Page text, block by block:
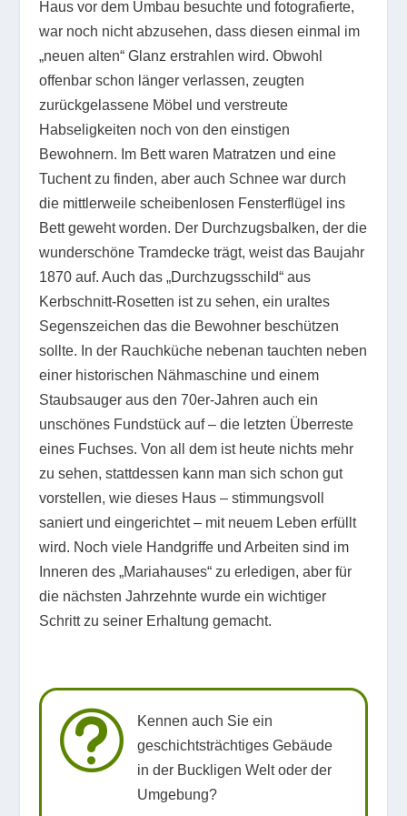
Haus vor dem Umbau besuchte und fotografierte,
war noch nicht abzusehen, dass diesen einmal im
„neuen alten“ Glanz erstrahlen wird. Obwohl
offenbar schon länger verlassen, zeugten
zurückgelassene Möbel und verstreute
Habseligkeiten noch von den einstigen
Bewohnern. Im Bett waren Matratzen und eine
Tuchent zu finden, aber auch Schnee war durch
die mittlerweile scheibenlosen Fensterflügel ins
Bett geweht worden. Der Durchzugsbalken, der die
wunderschöne Tramdecke trägt, weist das Baujahr
1870 auf. Auch das „Durchzugsschild“ aus
Kerbschnitt-Rosetten ist zu sehen, ein uraltes
Segenszeichen das die Bewohner beschützen
sollte. In der Rauchküche nebenan tauchten neben
einer historischen Nähmaschine und einem
Staubsauger aus den 70er-Jahren auch ein
unschönes Fundstück auf – die letzten Überreste
eines Fuchses. Von all dem ist heute nichts mehr
zu sehen, stattdessen kann man sich schon gut
vorstellen, wie dieses Haus – stimmungsvoll
saniert und eingerichtet – mit neuem Leben erfüllt
wird. Noch viele Handgriffe und Arbeiten sind im
Inneren des „Mariahauses“ zu erledigen, aber für
die nächsten Jahrzehnte wurde ein wichtiger
Schritt zu seiner Erhaltung gemacht.
t
Kennen auch Sie ein
geschichtsträchtiges Gebäude
in der Buckligen Welt oder der
Umgebung?